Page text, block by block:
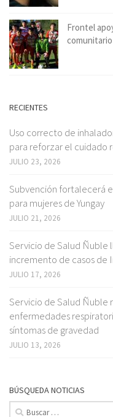
Frontel
RECIENTES
Uso correcto de
para reforzar el cuidado
JULIO 23, 2026
Subvención fortalecerá
para mujeres de Yungay
JULIO 21, 2026
Servicio de Salud Ñuble
incremento de casos de
JULIO 17, 2026
Servicio de Salud Ñuble
enfermedades
síntomas de gravedad
JULIO 13, 2026
BÚSQUEDA NOTICIAS
Buscar: